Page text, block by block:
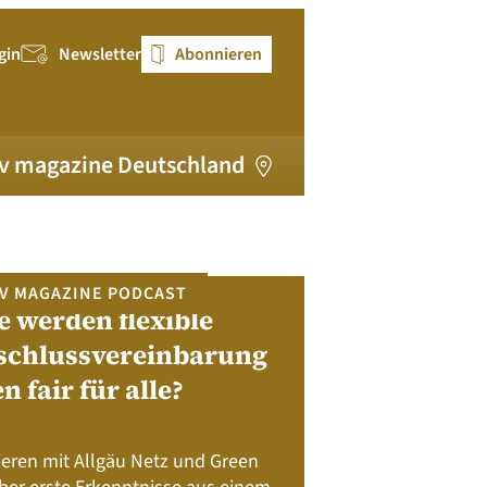
Newsletter Abonnieren
magazine Deutschland
MAGAZINE PODCAST
werden flexible
fair für alle?
mit Allgäu Netz und Green